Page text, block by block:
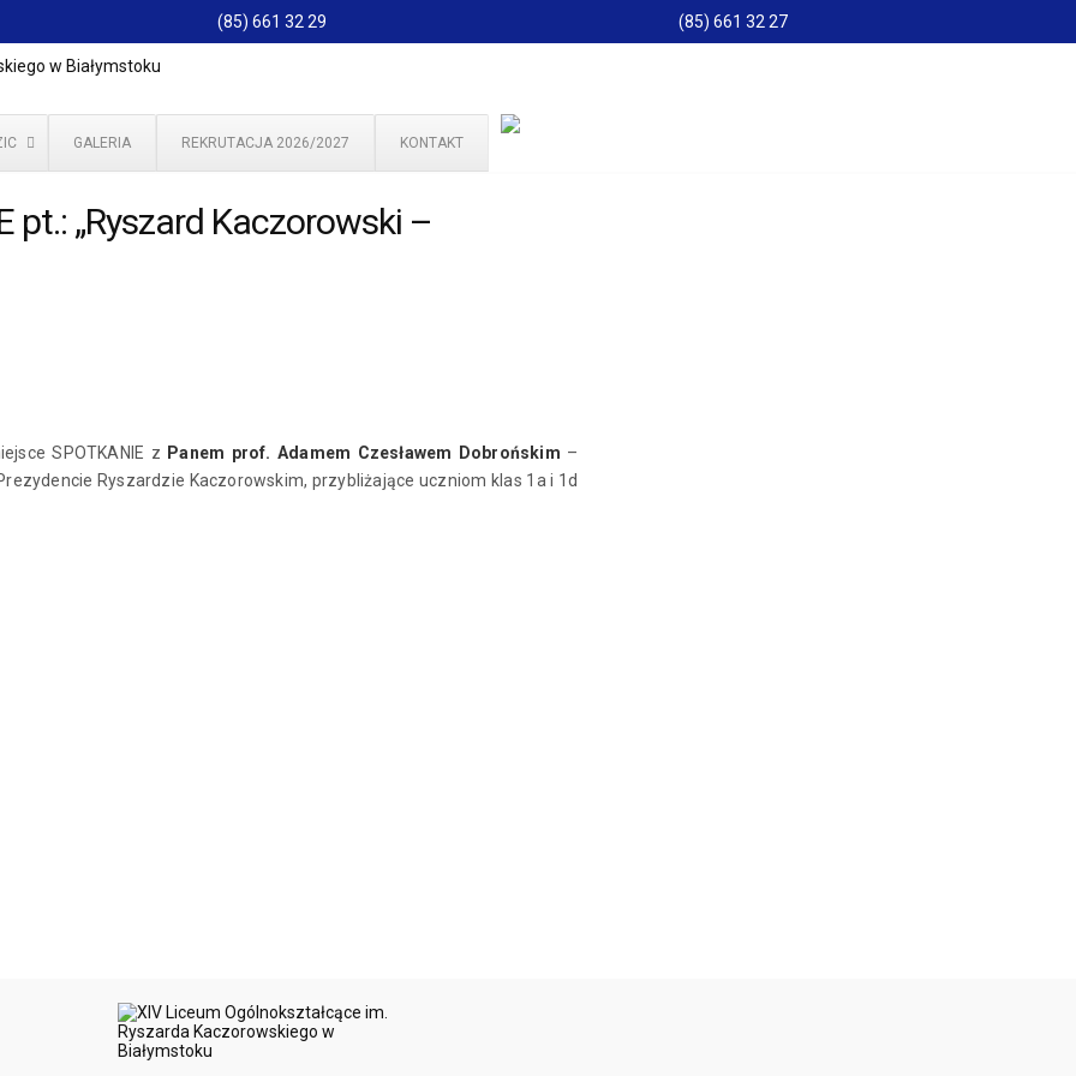
(85) 661 32 29 (85) 661 32 27
GALERIA REKRUTACJA 2026/2027 KONTAKT
pt.: „Ryszard Kaczorowski –
SPOTKANIE z Panem prof. Adamem Czesławem Dobrońskim –
Ryszardzie Kaczorowskim, przybliżające uczniom klas 1a i 1d